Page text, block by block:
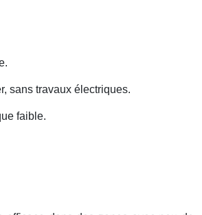
sans travaux électriques.
faible.